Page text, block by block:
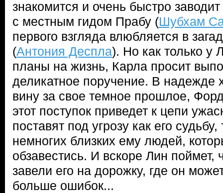
знакомится и очень быстро
с местным гидом Прабу (Шубхам
первого взгляда влюбляется в
(Антония Деспла). Но как только у
планы на жизнь, Карла просит
деликатное поручение. В надежде
вину за свое темное прошлое,
этот поступок приведет к цепи
поставят под угрозу как его
немногих близких ему людей,
обзавестись. И вскоре Лин поймет,
завели его на дорожку, где он
больше ошибок...